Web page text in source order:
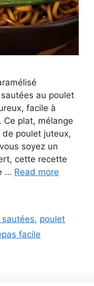
sautées au poulet
facile à
Ce plat, mélange
poulet juteux,
soyez un
cette recette
… Read more
, poulet
facile